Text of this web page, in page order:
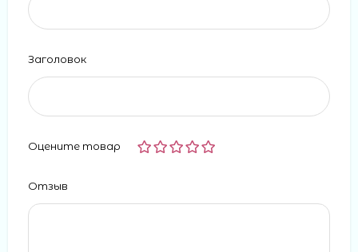
Заголовок
Оцените товар
Отзыв